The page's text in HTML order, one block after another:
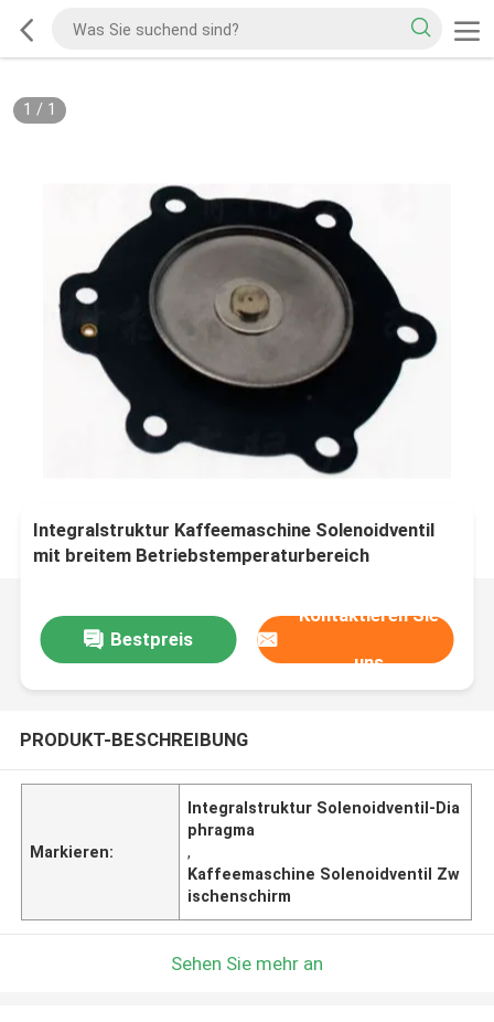
1 / 1
Integralstruktur Kaffeemaschine Solenoidventil
mit breitem Betriebstemperaturbereich
Bestpreis
Kontaktieren Sie
uns
PRODUKT-BESCHREIBUNG
Markieren:
Integralstruktur Solenoidventil-Dia
phragma
,
Kaffeemaschine Solenoidventil Zw
ischenschirm
Sehen Sie mehr an